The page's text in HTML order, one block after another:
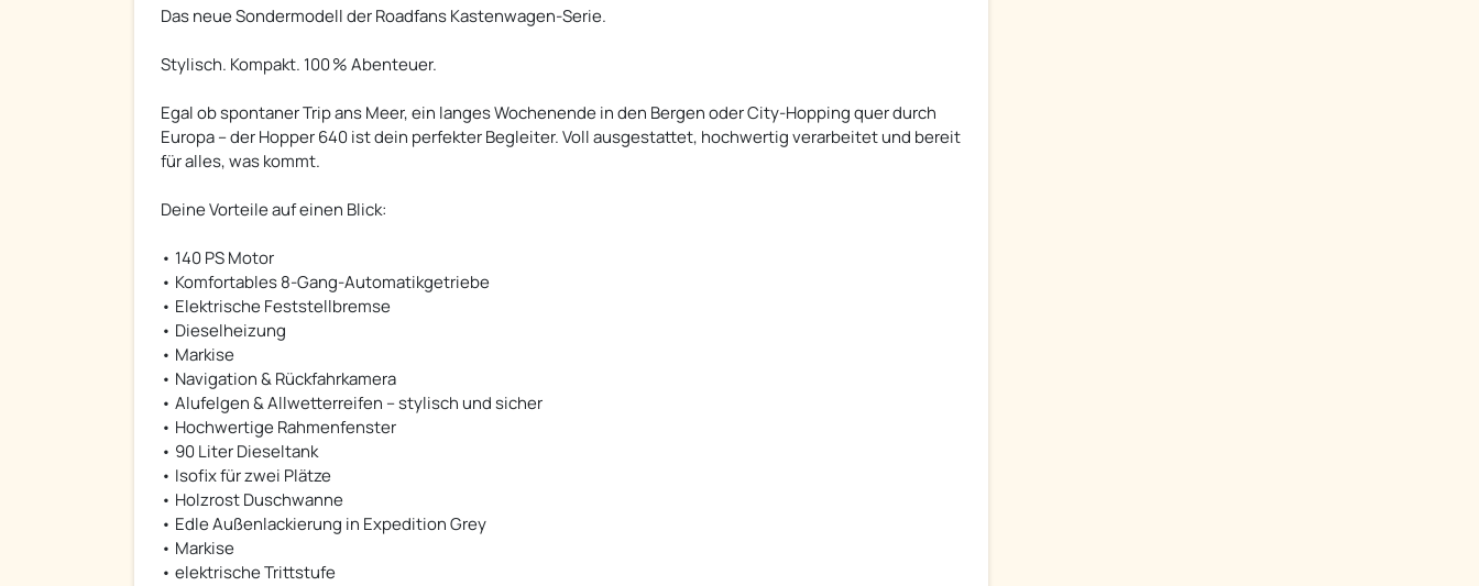
Das neue Sondermodell der Roadfans Kastenwagen-Serie.
Stylisch. Kompakt. 100 % Abenteuer.
Egal ob spontaner Trip ans Meer, ein langes Wochenende in den Bergen oder City-Hopping quer durch
Europa – der Hopper 640 ist dein perfekter Begleiter. Voll ausgestattet, hochwertig verarbeitet und bereit
für alles, was kommt.
Deine Vorteile auf einen Blick:
• 140 PS Motor
• Komfortables 8-Gang-Automatikgetriebe
• Elektrische Feststellbremse
• Dieselheizung
• Markise
• Navigation & Rückfahrkamera
• Alufelgen & Allwetterreifen – stylisch und sicher
• Hochwertige Rahmenfenster
• 90 Liter Dieseltank
• Isofix für zwei Plätze
• Holzrost Duschwanne
• Edle Außenlackierung in Expedition Grey
• Markise
• elektrische Trittstufe